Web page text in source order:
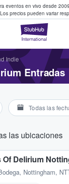
eventos en vivo desde
Los precios pueden variar
entre
Indie
Entradas
Todas las
las ubicaciones
Of Delirium
, Nottingham,